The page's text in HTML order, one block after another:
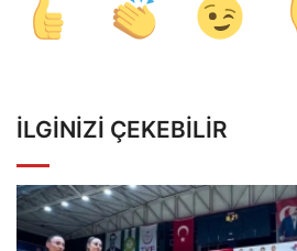
İLGINIZI ÇEKEBILIR